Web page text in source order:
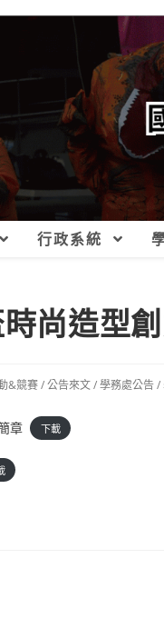
行政系統
尚造型創
&競賽/公告來文/學務處公告/
章 下載